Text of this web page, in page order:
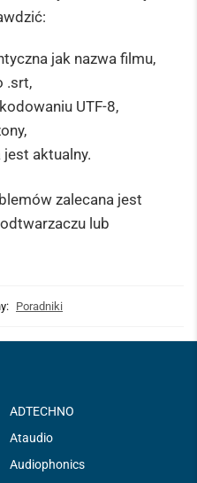
jak nazwa filmu,
.srt,
UTF-8,
aktualny.
zalecana jest
lub
Poradniki
ADTECHNO
Ataudio
Audiophonics